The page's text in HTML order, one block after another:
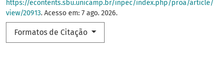
https://econtents.sbu.unicamp.br/inpec/index.php/proa/article/
view/20913. Acesso em: 7 ago. 2026.
Formatos de Citação